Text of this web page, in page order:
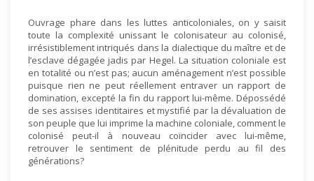
Ouvrage phare dans les luttes anticoloniales, on y saisit
toute la complexité unissant le colonisateur au colonisé,
irrésistiblement intriqués dans la dialectique du maître et de
l’esclave dégagée jadis par Hegel. La situation coloniale est
en totalité ou n’est pas; aucun aménagement n’est possible
puisque rien ne peut réellement entraver un rapport de
domination, excepté la fin du rapport lui-même. Dépossédé
de ses assises identitaires et mystifié par la dévaluation de
son peuple que lui imprime la machine coloniale, comment le
colonisé peut-il à nouveau coïncider avec lui-même,
retrouver le sentiment de plénitude perdu au fil des
générations?